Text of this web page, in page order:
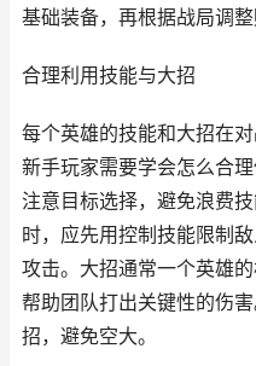
基础装备，再根据战局调整
合理利用技能与大招
每个英雄的技能和大招在
新手玩家需要学会怎么合
注意目标选择，避免浪费
时，应先用控制技能限制
攻击。大招通常一个英雄
帮助团队打出关键性的伤
招，避免空大。